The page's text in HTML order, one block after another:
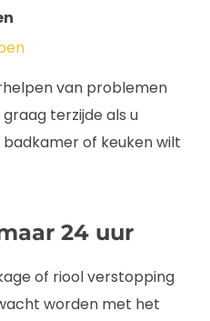
van problemen
terzijde als u
of keuken wilt
24 uur
of riool verstopping
worden met het